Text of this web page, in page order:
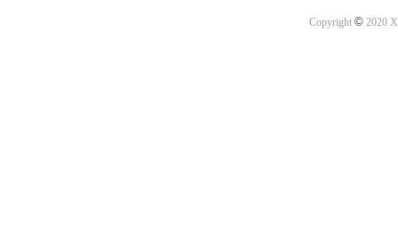
Copyright ©2020